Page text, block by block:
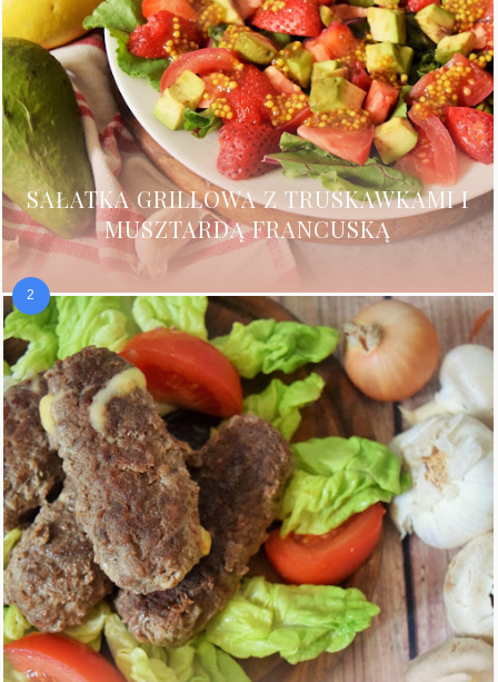
SAŁATKA GRILLOWA Z TRUSKAWKAMI I
MUSZTARDĄ FRANCUSKĄ